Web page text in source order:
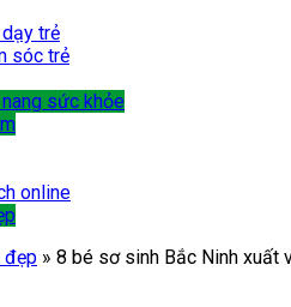
trẻ
sóc trẻ
sức khỏe
online
đẹp » 8 bé sơ sinh Bắc Ninh xuất